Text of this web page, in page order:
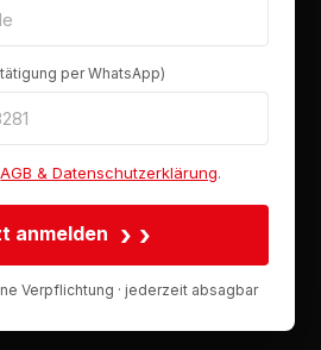
per WhatsApp)
AGB & Datenschutzerklärung.
anmelden ›
Verpflichtung · jederzeit absagbar